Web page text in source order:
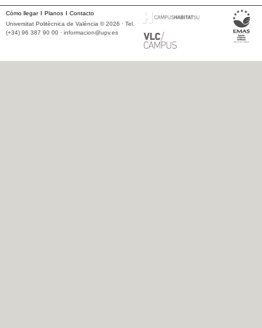
Cómo llegar Planos
Contacto
Universitat Politècnica de València © 2026 · Tel.
(+34) 96 387 90 00 · informacion@upv.es